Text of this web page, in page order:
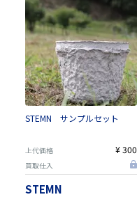
STEMN サンプルセット
上代価格 ¥ 300
買取仕入
STEMN